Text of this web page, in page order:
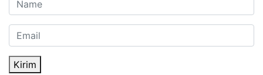
Kirim